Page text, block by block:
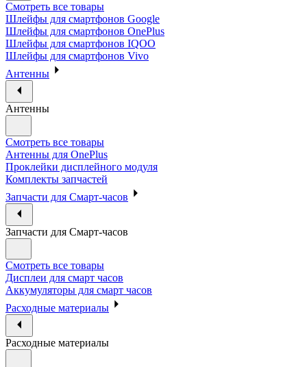
Смотреть все товары
Шлейфы для смартфонов Google
Шлейфы для смартфонов OnePlus
Шлейфы для смартфонов IQOO
Шлейфы для смартфонов Vivo
Антенны
Антенны
Смотреть все товары
Антенны для OnePlus
Проклейки дисплейного модуля
Комплекты запчастей
Запчасти для Смарт-часов
Запчасти для Смарт-часов
Смотреть все товары
Дисплеи для смарт часов
Аккумуляторы для смарт часов
Расходные материалы
Расходные материалы